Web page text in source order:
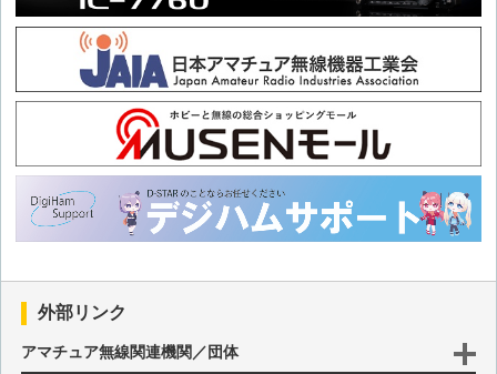
2026年2月に開催予定のコンテストについて
2026年1月に開催予定のコンテストについて
2025年12月～2026年1月に開催予定のコンテストについて
2025年10月に開催予定のコンテストについて
外部リンク
アマチュア無線関連機関／団体